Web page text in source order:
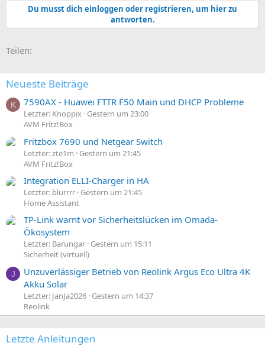
Du musst dich einloggen oder registrieren, um hier zu
antworten.
Teilen:
Neueste Beiträge
K 7590AX - Huawei FTTR F50 Main und DHCP Probleme
Letzter: Knoppix Gestern um 23:00
AVM Fritz!Box
Fritzbox 7690 und Netgear Switch
Letzter: zte1m
Gestern um 21:45
AVM Fritz!Box
Integration ELLI-Charger in HA
Letzter: blurrrr Gestern um 21:45
Home Assistant
TP-Link warnt vor Sicherheitslücken im Omada-
Ökosystem
Letzter: Barungar Gestern um 15:11
Sicherheit (virtuell)
J
Unzuverlässiger Betrieb von Reolink Argus Eco Ultra 4K
Akku Solar
Letzter: JanJa2026 Gestern um 14:37
Reolink
Letzte Anleitungen